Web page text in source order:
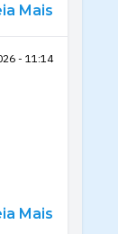
Mais
- 11:14
Mais